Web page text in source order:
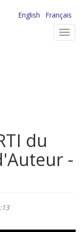
English
Français
du
-